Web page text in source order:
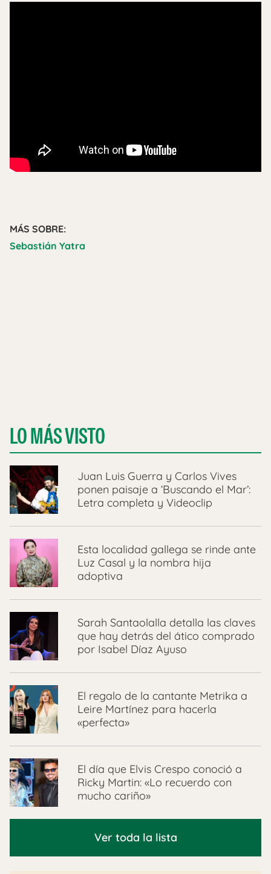
MÁS SOBRE:
Sebastián Yatra
LO MÁS VISTO
Juan Luis Guerra y Carlos Vives
ponen paisaje a ‘Buscando el Mar’:
Letra completa y Videoclip
Esta localidad gallega se rinde ante
Luz Casal y la nombra hija
adoptiva
Sarah Santaolalla detalla las claves
que hay detrás del ático comprado
por Isabel Díaz Ayuso
El regalo de la cantante Metrika a
Leire Martínez para hacerla
«perfecta»
El día que Elvis Crespo conoció a
Ricky Martin: «Lo recuerdo con
mucho cariño»
Ver toda la lista